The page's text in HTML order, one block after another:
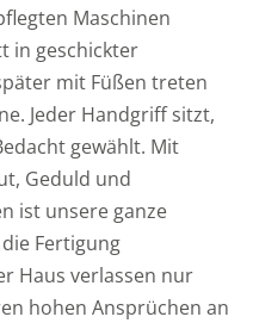
Maschinen
in geschickter
mit Füßen treten
Jeder Handgriff sitzt,
gewählt. Mit
Geduld und
ist unsere ganze
Fertigung
Haus verlassen nur
hohen Ansprüchen an